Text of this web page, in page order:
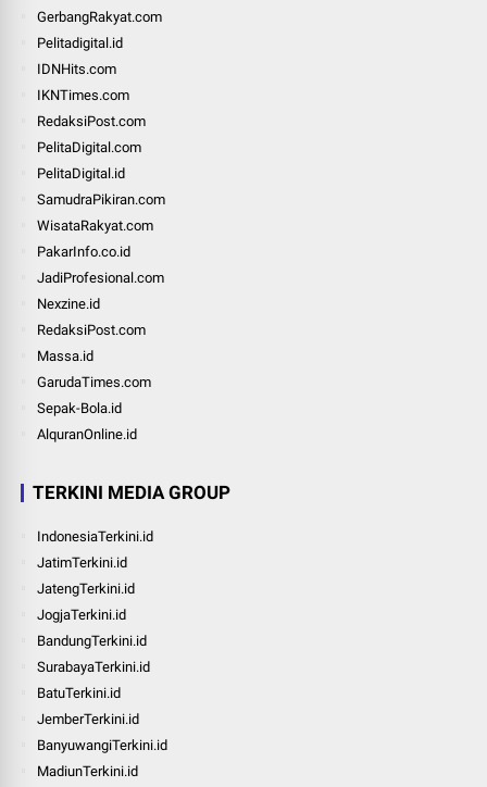
GerbangRakyat.com
Pelitadigital.id
IDNHits.com
IKNTimes.com
RedaksiPost.com
PelitaDigital.com
PelitaDigital.id
SamudraPikiran.com
WisataRakyat.com
PakarInfo.co.id
JadiProfesional.com
Nexzine.id
RedaksiPost.com
Massa.id
GarudaTimes.com
Sepak-Bola.id
AlquranOnline.id
TERKINI MEDIA GROUP
IndonesiaTerkini.id
JatimTerkini.id
JatengTerkini.id
JogjaTerkini.id
BandungTerkini.id
SurabayaTerkini.id
BatuTerkini.id
JemberTerkini.id
BanyuwangiTerkini.id
MadiunTerkini.id